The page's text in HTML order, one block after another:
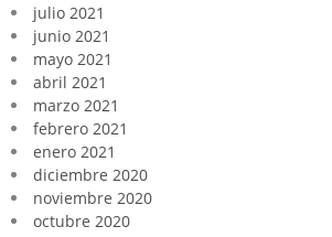
julio 2021
junio 2021
mayo 2021
abril 2021
marzo 2021
febrero 2021
enero 2021
diciembre 2020
noviembre 2020
octubre 2020